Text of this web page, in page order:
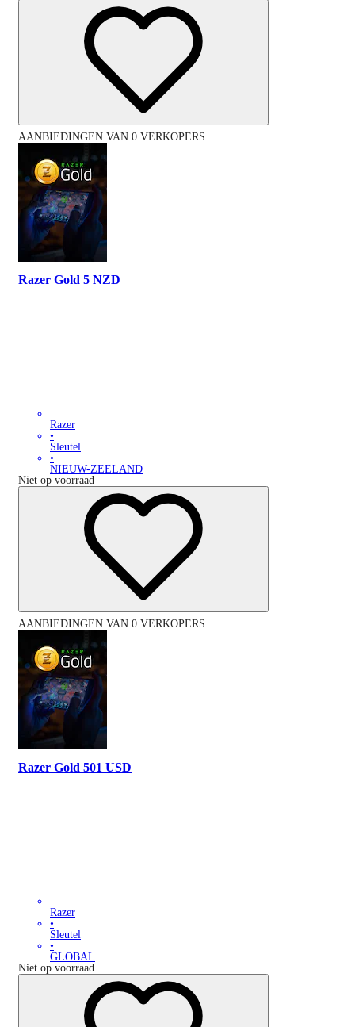
AANBIEDINGEN VAN 0 VERKOPERS
Razer Gold 5 NZD
Razer
•
Sleutel
•
NIEUW-ZEELAND
Niet op voorraad
AANBIEDINGEN VAN 0 VERKOPERS
Razer Gold 501 USD
Razer
•
Sleutel
•
GLOBAL
Niet op voorraad